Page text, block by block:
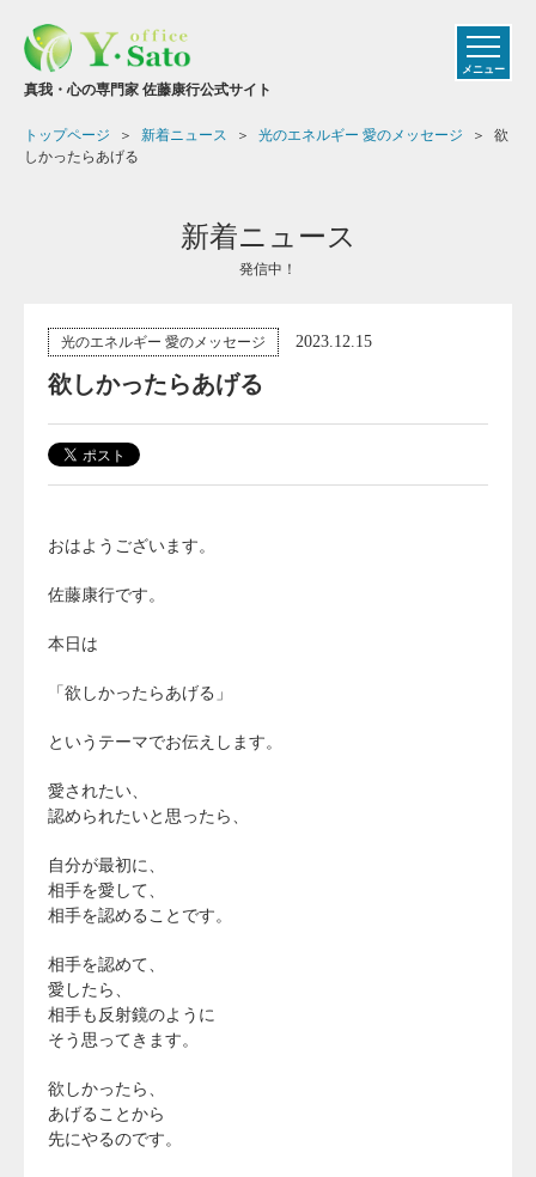
真我・心の専門家 佐藤康行公式サイト
メニュー
トップページ 新着ニュース 光のエネルギー 愛のメッセージ
欲
しかったらあげる
新着ニュース
発信中！
光のエネルギー 愛のメッセージ 2023.12.15
欲しかったらあげる
おはようございます。
佐藤康行です。
本日は
「欲しかったらあげる」
というテーマでお伝えします。
愛されたい、
認められたいと思ったら、
自分が最初に、
相手を愛して、
相手を認めることです。
相手を認めて、
愛したら、
相手も反射鏡のように
そう思ってきます。
欲しかったら、
あげることから
先にやるのです。